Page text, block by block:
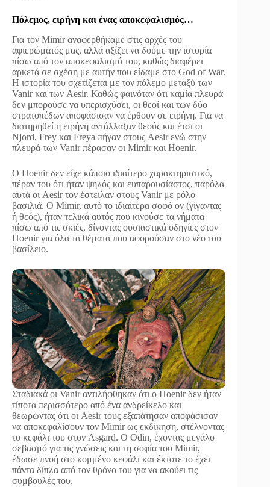
Πόλεμος, ειρήνη και ένας αποκεφαλισμός…
Για τον Mimir αναφερθήκαμε στις αρχές του
αφιερώματός μας, αλλά αξίζει να δούμε την ιστορία
πίσω από τον αποκεφαλισμό του, καθώς διαφέρει
αρκετά σε σχέση με αυτήν που είδαμε στο God of War.
Η ιστορία του σχετίζεται με τον πόλεμο μεταξύ των
Vanir και των Aesir. Καθώς φαινόταν ότι καμία πλευρά
δεν μπορούσε να υπερισχύσει, οι θεοί και των δύο
στρατοπέδων αποφάσισαν να έρθουν σε ειρήνη. Για να
διατηρηθεί η ειρήνη αντάλλαξαν θεούς και έτσι οι
Njord, Frey και Freya πήγαν στους Aesir ενώ στην
πλευρά των Vanir πέρασαν οι Mimir και Hoenir.
Ο Hoenir δεν είχε κάποιο ιδιαίτερο χαρακτηριστικό,
πέραν του ότι ήταν ψηλός και ευπαρουσίαστος, παρόλα
αυτά οι Aesir τον έστειλαν στους Vanir με ρόλο
βασιλιά. Ο Mimir, αυτό το ιδιαίτερα σοφό ον (γίγαντας
ή θεός), ήταν τελικά αυτός που κινούσε τα νήματα
πίσω από τις σκιές, δίνοντας ουσιαστικά οδηγίες στον
Hoenir για όλα τα θέματα που αφορούσαν στο νέο του
βασίλειο.
Σταδιακά οι Vanir αντιλήφθηκαν ότι ο Hoenir δεν ήταν
τίποτα περισσότερο από ένα ανδρείκελο και
θεωρώντας ότι οι Aesir τους εξαπάτησαν αποφάσισαν
να αποκεφαλίσουν τον Mimir ως εκδίκηση, στέλνοντας
το κεφάλι του στον Asgard. Ο Odin, έχοντας μεγάλο
σεβασμό για τις γνώσεις και τη σοφία του Mimir,
έδωσε πνοή στο κομμένο κεφάλι και έκτοτε το έχει
πάντα δίπλα από τον θρόνο του για να ακούει τις
συμβουλές του.